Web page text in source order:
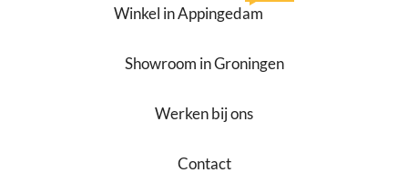
Winkel in Appingedam
Showroom in Groningen
Werken bij ons
Contact